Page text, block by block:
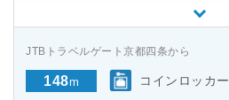
JTBトラベルゲート京都四条から
148m コインロッカー